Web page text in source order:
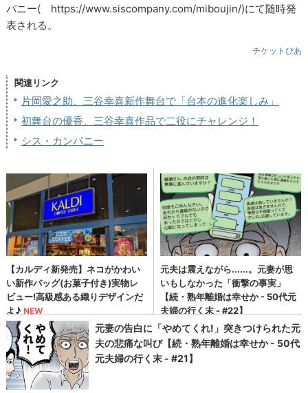
パニー( https://www.siscompany.com/miboujin/)にて随時発
表される。
チケットぴあ
関連リンク
片岡愛之助、三谷幸喜新作舞台で「台本の進化楽しみ」
初舞台の優香、三谷幸喜作品で二役にチャレンジ！
シス・カンパニー